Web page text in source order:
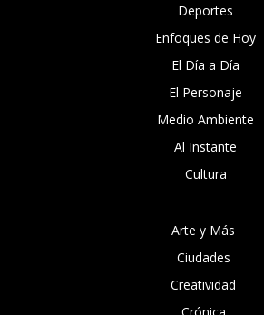
Deportes
Enfoques de Hoy
El Día a Día
El Personaje
Medio Ambiente
Al Instante
Cultura
Arte y Más
Ciudades
Creatividad
Crónica